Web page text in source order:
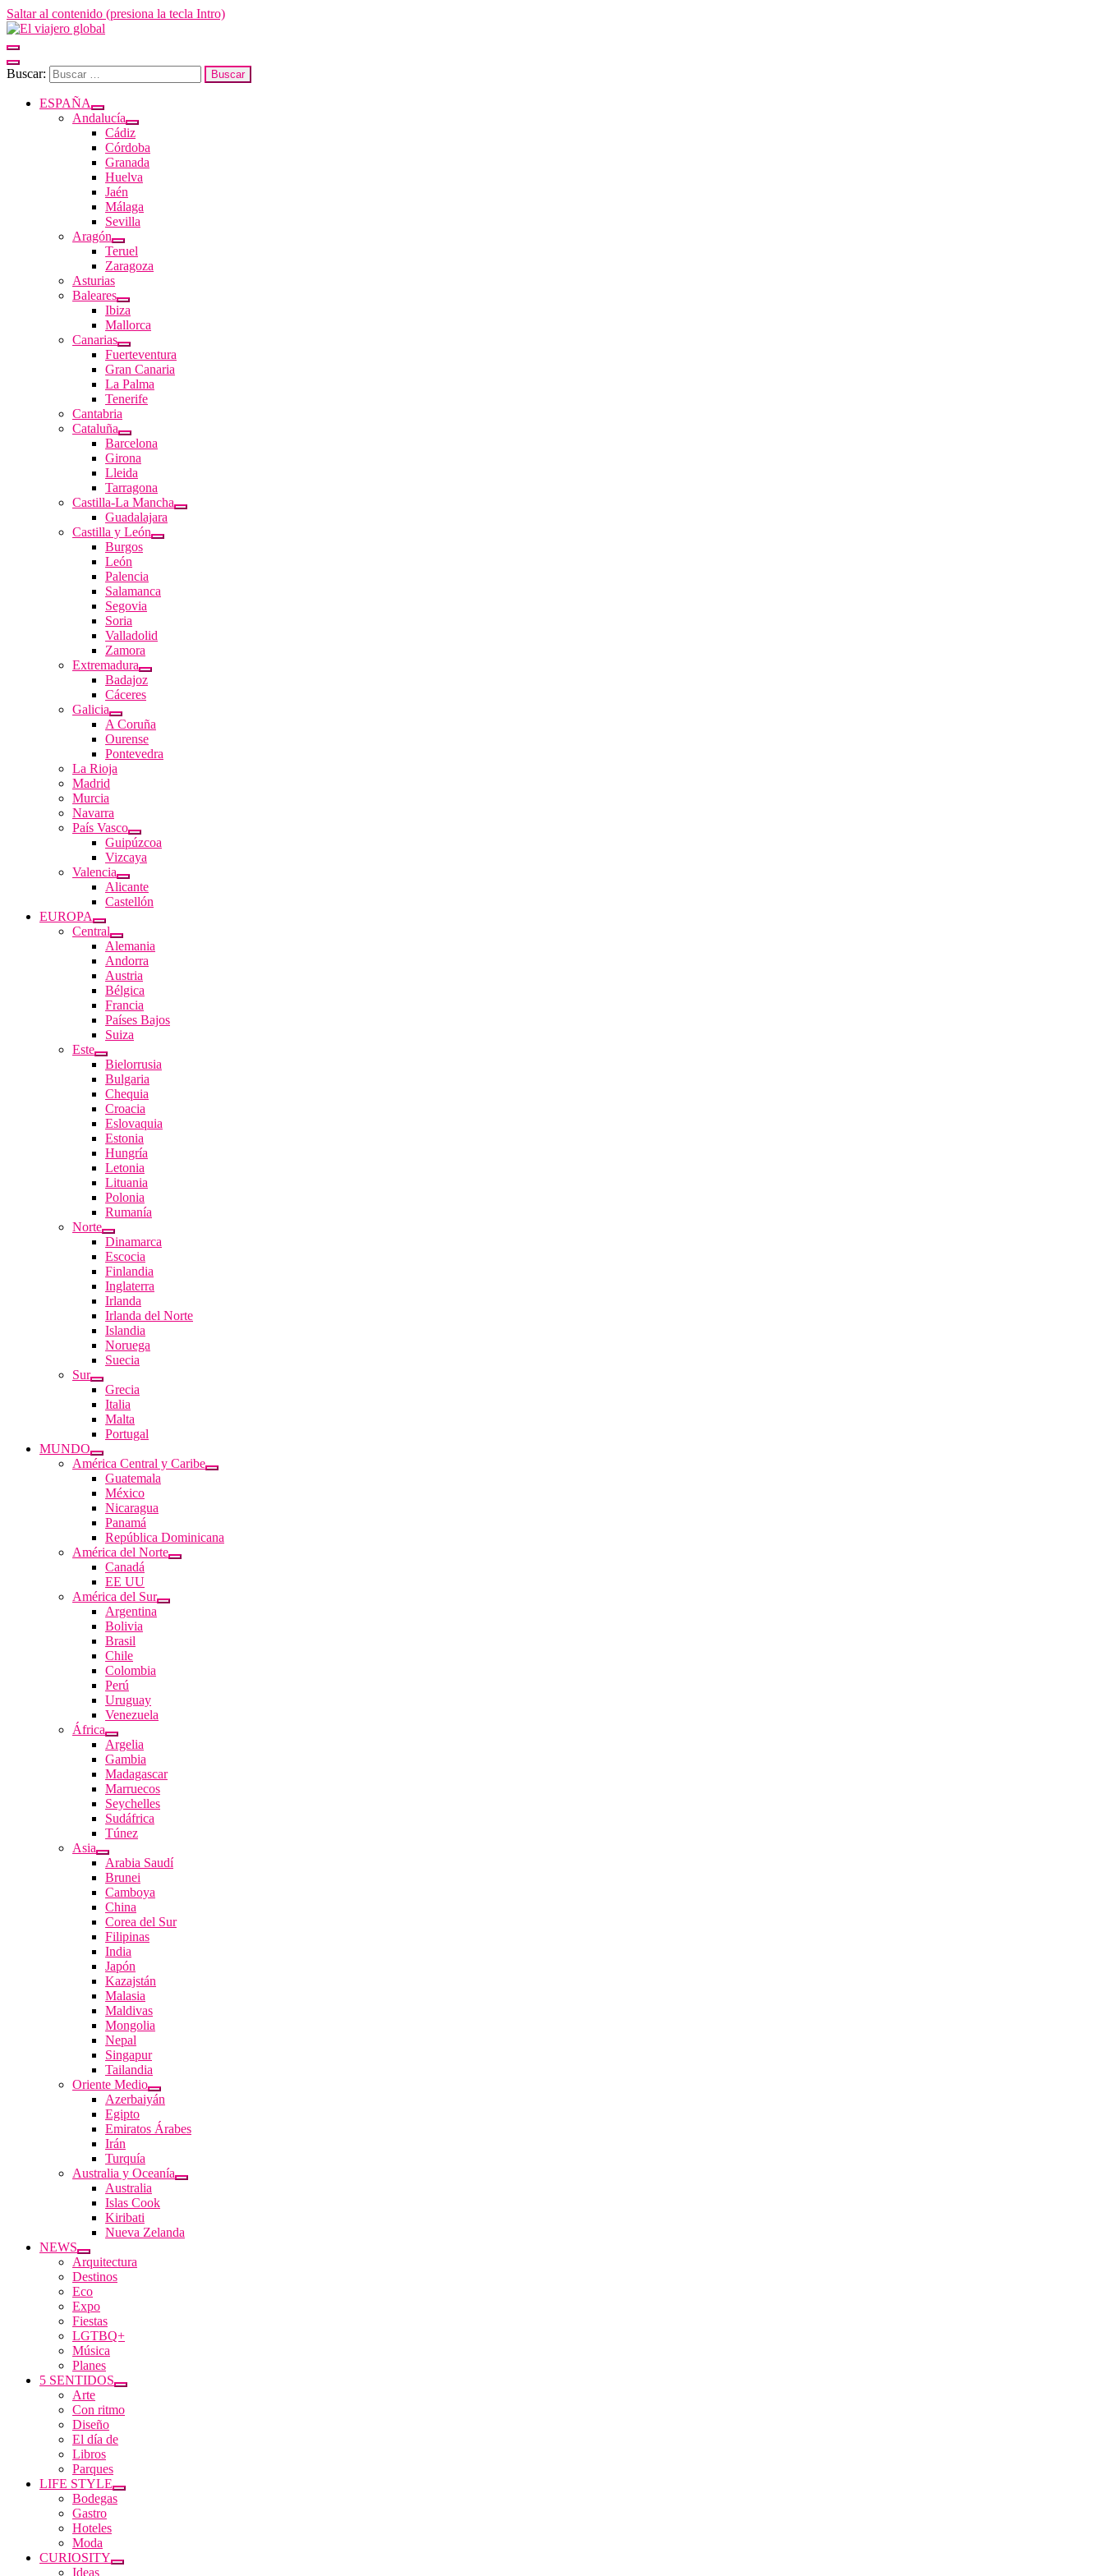
Saltar al contenido (presiona la tecla Intro)
Buscar:
ESPAÑA
Andalucía
Cádiz
Córdoba
Granada
Huelva
Jaén
Málaga
Sevilla
Aragón
Teruel
Zaragoza
Asturias
Baleares
Ibiza
Mallorca
Canarias
Fuerteventura
Gran Canaria
La Palma
Tenerife
Cantabria
Cataluña
Barcelona
Girona
Lleida
Tarragona
Castilla-La Mancha
Guadalajara
Castilla y León
Burgos
León
Palencia
Salamanca
Segovia
Soria
Valladolid
Zamora
Extremadura
Badajoz
Cáceres
Galicia
A Coruña
Ourense
Pontevedra
La Rioja
Madrid
Murcia
Navarra
País Vasco
Guipúzcoa
Vizcaya
Valencia
Alicante
Castellón
EUROPA
Central
Alemania
Andorra
Austria
Bélgica
Francia
Países Bajos
Suiza
Este
Bielorrusia
Bulgaria
Chequia
Croacia
Eslovaquia
Estonia
Hungría
Letonia
Lituania
Polonia
Rumanía
Norte
Dinamarca
Escocia
Finlandia
Inglaterra
Irlanda
Irlanda del Norte
Islandia
Noruega
Suecia
Sur
Grecia
Italia
Malta
Portugal
MUNDO
América Central y Caribe
Guatemala
México
Nicaragua
Panamá
República Dominicana
América del Norte
Canadá
EE UU
América del Sur
Argentina
Bolivia
Brasil
Chile
Colombia
Perú
Uruguay
Venezuela
África
Argelia
Gambia
Madagascar
Marruecos
Seychelles
Sudáfrica
Túnez
Asia
Arabia Saudí
Brunei
Camboya
China
Corea del Sur
Filipinas
India
Japón
Kazajstán
Malasia
Maldivas
Mongolia
Nepal
Singapur
Tailandia
Oriente Medio
Azerbaiyán
Egipto
Emiratos Árabes
Irán
Turquía
Australia y Oceanía
Australia
Islas Cook
Kiribati
Nueva Zelanda
NEWS
Arquitectura
Destinos
Eco
Expo
Fiestas
LGTBQ+
Música
Planes
5 SENTIDOS
Arte
Con ritmo
Diseño
El día de
Libros
Parques
LIFE STYLE
Bodegas
Gastro
Hoteles
Moda
CURIOSITY
Ideas